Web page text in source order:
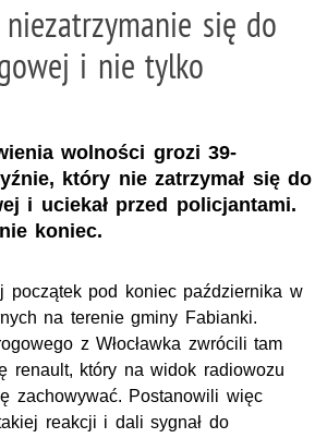
się do
i nie tylko
wolności grozi 39-
który nie zatrzymał się do
i uciekał przed policjantami.
koniec.
początek pod koniec października w
na terenie gminy Fabianki.
z Włocławka zwrócili tam
renault, który na widok radiowozu
zachowywać. Postanowili więc
reakcji i dali sygnał do